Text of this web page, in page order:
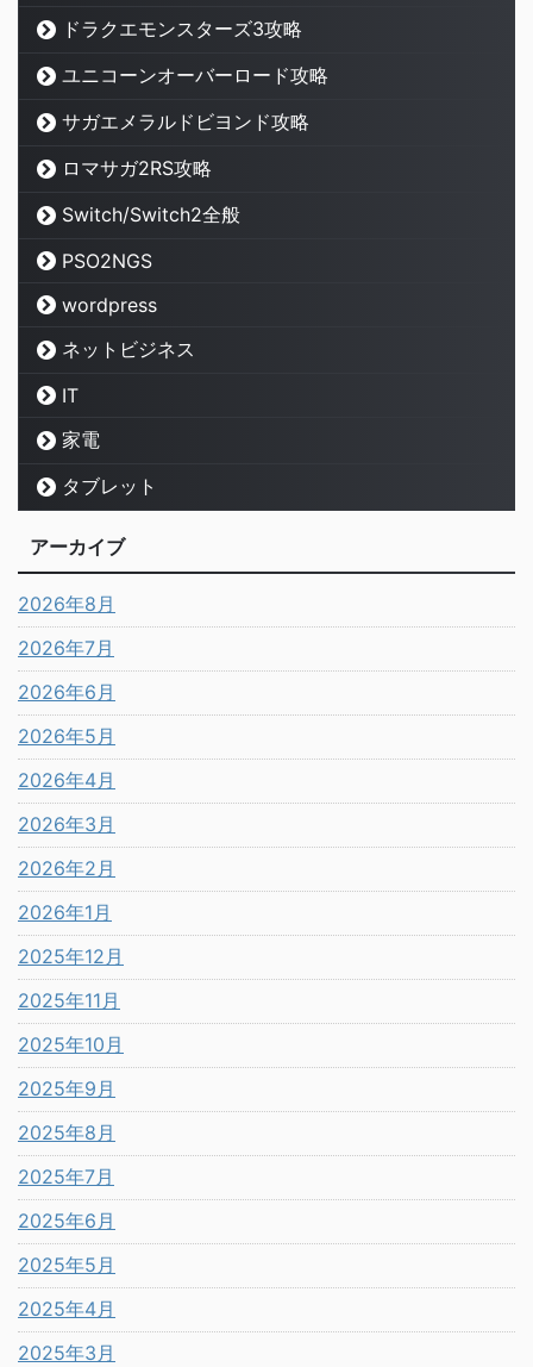
ドラクエモンスターズ3攻略
ユニコーンオーバーロード攻略
サガエメラルドビヨンド攻略
ロマサガ2RS攻略
Switch/Switch2全般
PSO2NGS
wordpress
ネットビジネス
IT
家電
タブレット
アーカイブ
2026年8月
2026年7月
2026年6月
2026年5月
2026年4月
2026年3月
2026年2月
2026年1月
2025年12月
2025年11月
2025年10月
2025年9月
2025年8月
2025年7月
2025年6月
2025年5月
2025年4月
2025年3月